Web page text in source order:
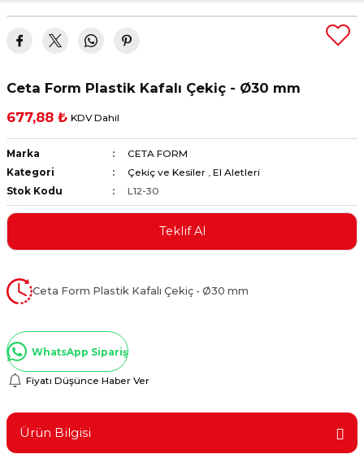
Kaplamalar
ve Multimetreler
ve Penseler
Aletleri
Ceta Form Plastik Kafalı Çekiç - Ø30 mm
677,88 ₺ KDV Dahil
Marka
CETA FORM
Kategori
Çekiç ve Kesiler , El Aletleri
Stok Kodu
L12-30
Teklif Al
Ceta Form Plastik Kafalı Çekiç - Ø30 mm
WhatsApp Sipariş
Fiyatı Düşünce Haber Ver
Ürün Bilgisi